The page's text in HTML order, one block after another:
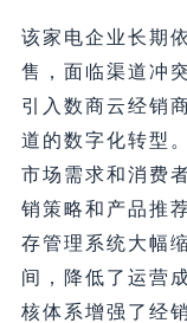
该家电企业长期
售，面临渠道冲
引入数商云经销
道的数字化转型
市场需求和消费
销策略和产品推
存管理系统大幅
间，降低了运营
核体系增强了经